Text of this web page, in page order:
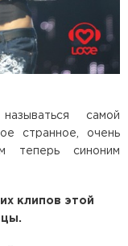
самой
странное, очень
теперь синоним
клипов этой